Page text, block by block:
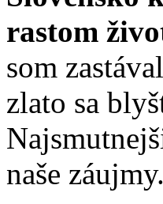
rastom
som
zlato sa
naše záujmy.